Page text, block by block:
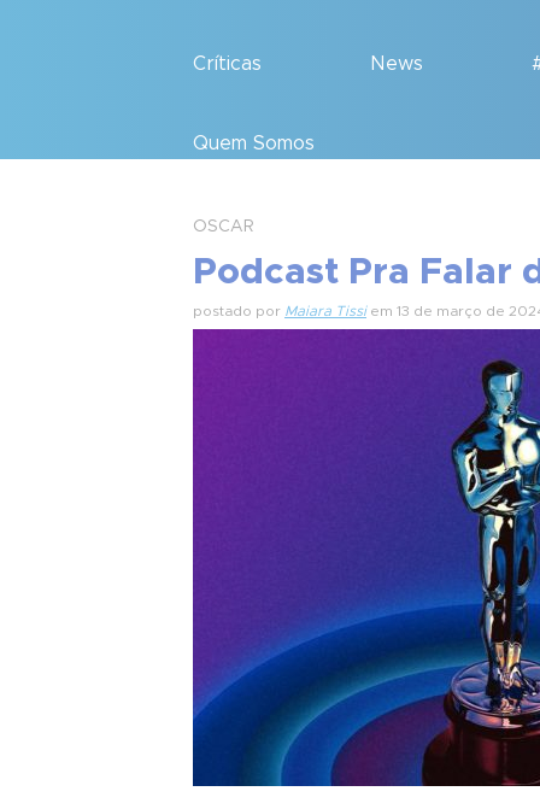
Críticas News
Quem Somos
OSCAR
Podcast Pra Falar
postado por Maiara Tissiem 13 de março de